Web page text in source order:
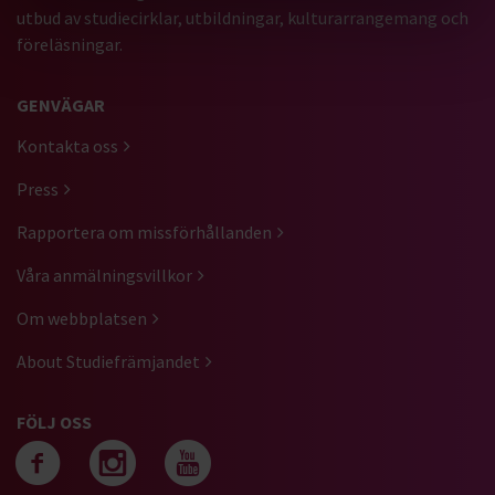
utbud av studiecirklar, utbildningar, kulturarrangemang och
föreläsningar.
GENVÄGAR
Kontakta oss
Press
Rapportera om missförhållanden
Våra anmälningsvillkor
Om webbplatsen
About Studiefrämjandet
FÖLJ OSS